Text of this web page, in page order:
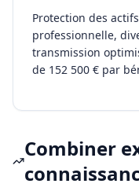
Protection des
professionnelle,
transmission
de 152 500 € par
Combiner